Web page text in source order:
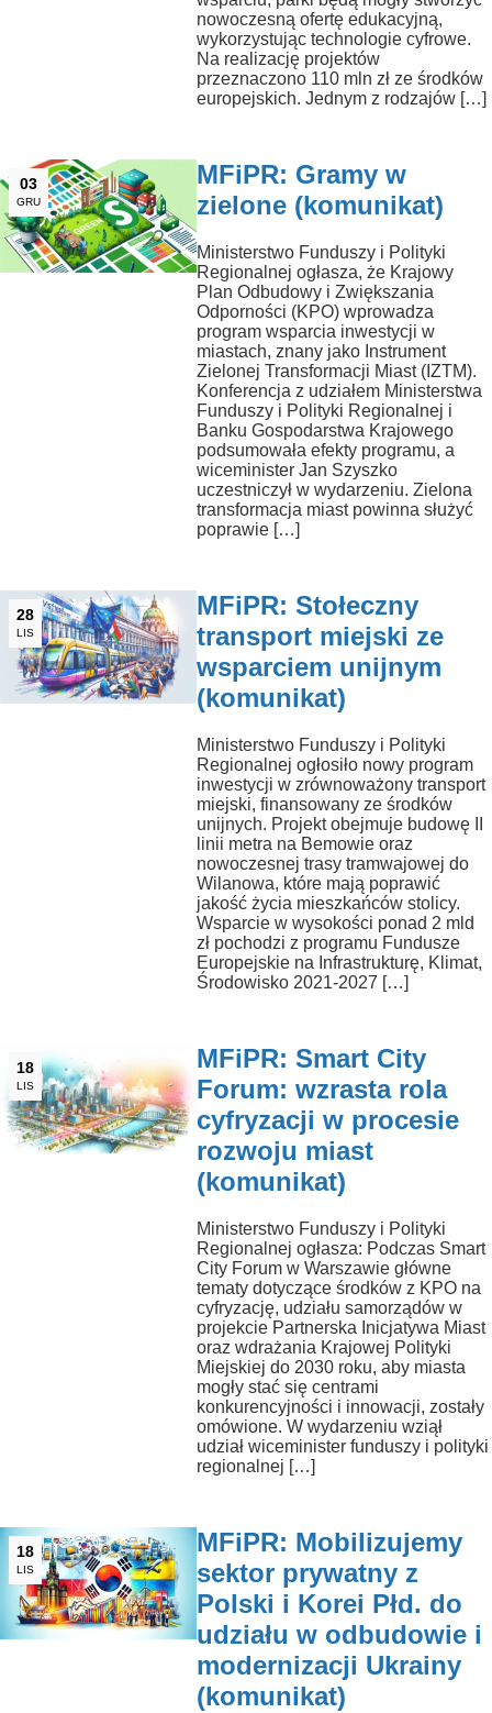
nowoczesną ofertę edukacyjną,
wykorzystując technologie cyfrowe.
Na realizację projektów
przeznaczono 110 mln zł ze środków
europejskich. Jednym z rodzajów […]
03
GRU
MFiPR: Gramy w
zielone (komunikat)
Ministerstwo Funduszy i Polityki
Regionalnej ogłasza, że Krajowy
Plan Odbudowy i Zwiększania
Odporności (KPO) wprowadza
program wsparcia inwestycji w
miastach, znany jako Instrument
Zielonej Transformacji Miast (IZTM).
Konferencja z udziałem Ministerstwa
Funduszy i Polityki Regionalnej i
Banku Gospodarstwa Krajowego
podsumowała efekty programu, a
wiceminister Jan Szyszko
uczestniczył w wydarzeniu. Zielona
transformacja miast powinna służyć
poprawie […]
28
LIS
MFiPR: Stołeczny
transport miejski ze
wsparciem unijnym
(komunikat)
Ministerstwo Funduszy i Polityki
Regionalnej ogłosiło nowy program
inwestycji w zrównoważony transport
miejski, finansowany ze środków
unijnych. Projekt obejmuje budowę II
linii metra na Bemowie oraz
nowoczesnej trasy tramwajowej do
Wilanowa, które mają poprawić
jakość życia mieszkańców stolicy.
Wsparcie w wysokości ponad 2 mld
zł pochodzi z programu Fundusze
Europejskie na Infrastrukturę, Klimat,
Środowisko 2021-2027 […]
18
LIS
MFiPR: Smart City
Forum: wzrasta rola
cyfryzacji w procesie
rozwoju miast
(komunikat)
Ministerstwo Funduszy i Polityki
Regionalnej ogłasza: Podczas Smart
City Forum w Warszawie główne
tematy dotyczące środków z KPO na
cyfryzację, udziału samorządów w
projekcie Partnerska Inicjatywa Miast
oraz wdrażania Krajowej Polityki
Miejskiej do 2030 roku, aby miasta
mogły stać się centrami
konkurencyjności i innowacji, zostały
omówione. W wydarzeniu wziął
udział wiceminister funduszy i polityki
regionalnej […]
18
LIS
MFiPR: Mobilizujemy
sektor prywatny z
Polski i Korei Płd. do
udziału w odbudowie i
modernizacji Ukrainy
(komunikat)